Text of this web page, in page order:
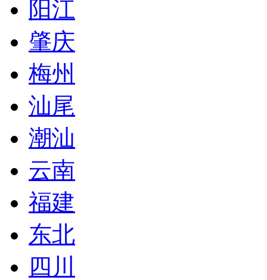
阳江
肇庆
梅州
汕尾
潮汕
云南
福建
东北
四川